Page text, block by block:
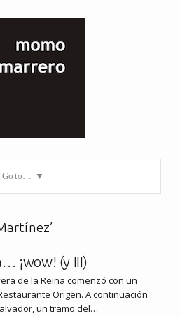
Go to…
¡wow! (y III)
de la Reina comenzó con un
Origen. A continuación
un tramo del…